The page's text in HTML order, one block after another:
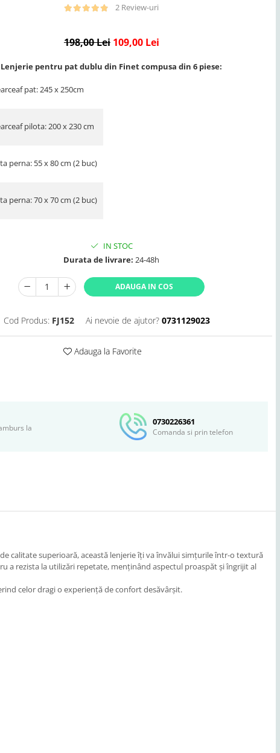
2 Review-uri
198,00 Lei 109,00 Lei
Lenjerie pentru pat dublu din Finet compusa din 6 piese:
pat: 245 x 250cm
pilota: 200 x 230 cm
perna: 55 x 80 cm (2 buc)
perna: 70 x 70 cm (2 buc)
IN STOC
Durata de livrare: 24-48h
ADAUGA IN COS
Cod Produs: FJ152 Ai nevoie de ajutor? 0731129023
Adauga la Favorite
la
0730226361
Comanda si prin telefon
calitate superioară, această lenjerie îți va învălui simțurile într-o textură
a rezista la utilizări repetate, menținând aspectul proaspăt și îngrijit al
celor dragi o experiență de confort desăvârșit.